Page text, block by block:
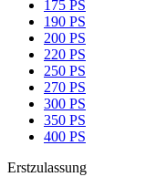
175 PS
190 PS
200 PS
220 PS
250 PS
270 PS
300 PS
350 PS
400 PS
Erstzulassung